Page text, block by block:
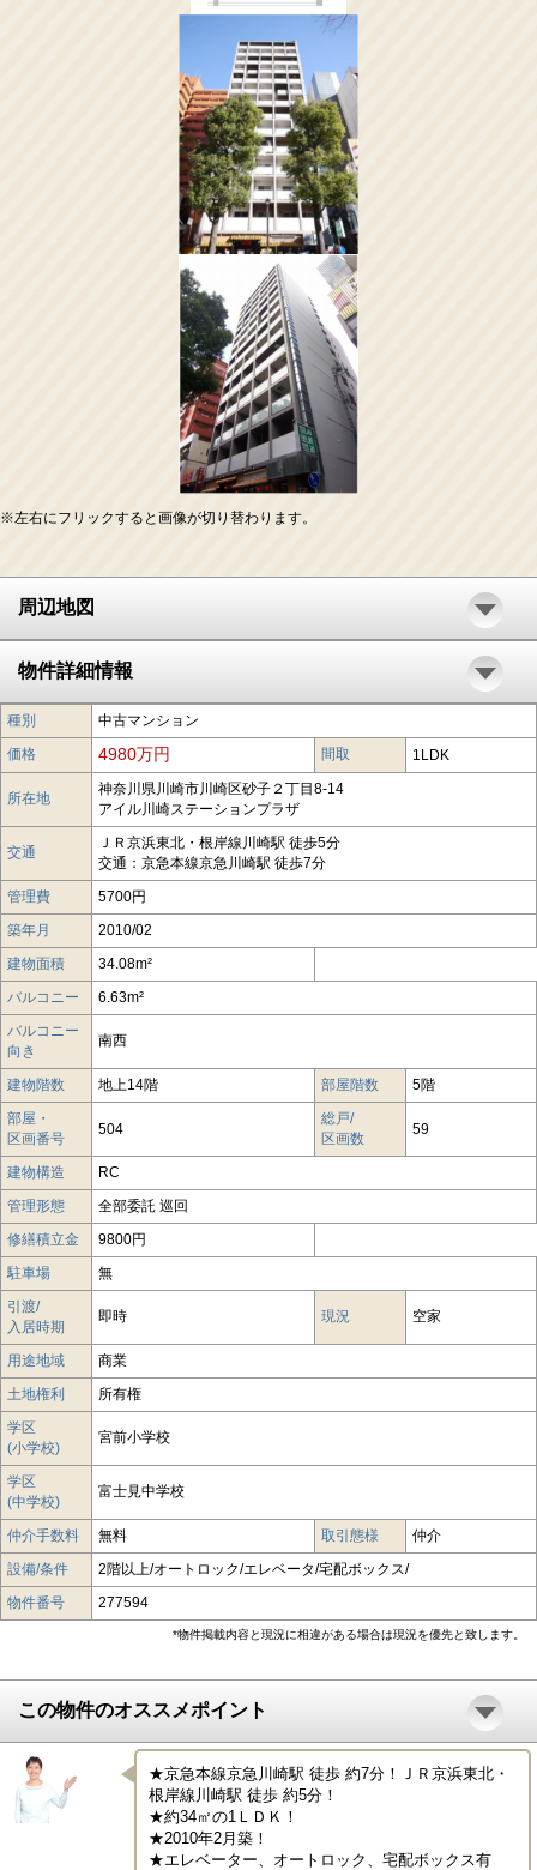
※左右にフリックすると画像が切り替わります。
周辺地図
物件詳細情報
種別
中古マンション
価格
4980万円 間取 1LDK
所在地
神奈川県川崎市川崎区砂子２丁目8-14
アイル川崎ステーションプラザ
交通
ＪＲ京浜東北・根岸線川崎駅 徒歩5分
交通：京急本線京急川崎駅 徒歩7分
管理費
5700円
築年月
2010/02
建物面積
34.08m²
バルコニー
6.63m²
バルコニー
向き
南西
建物階数 地上14階 部屋階数
5階
部屋・
区画番号
504
総戸/
区画数
59
建物構造
RC
管理形態
全部委託 巡回
修繕積立金
9800円
駐車場
無
引渡/
入居時期
即時 現況 空家
用途地域
商業
土地権利
所有権
学区
(小学校)
宮前小学校
学区
(中学校)
富士見中学校
仲介手数料 無料 取引態様
仲介
設備/条件
2階以上/オートロック/エレベータ/宅配ボックス/
物件番号
277594
*物件掲載内容と現況に相違がある場合は現況を優先と致します。
この物件のオススメポイント
★京急本線京急川崎駅 徒歩 約7分！ＪＲ京浜東北・
根岸線川崎駅 徒歩 約5分！
★約34㎡の1ＬＤＫ！
★2010年2月築！
★エレベーター、オートロック、宅配ボックス有